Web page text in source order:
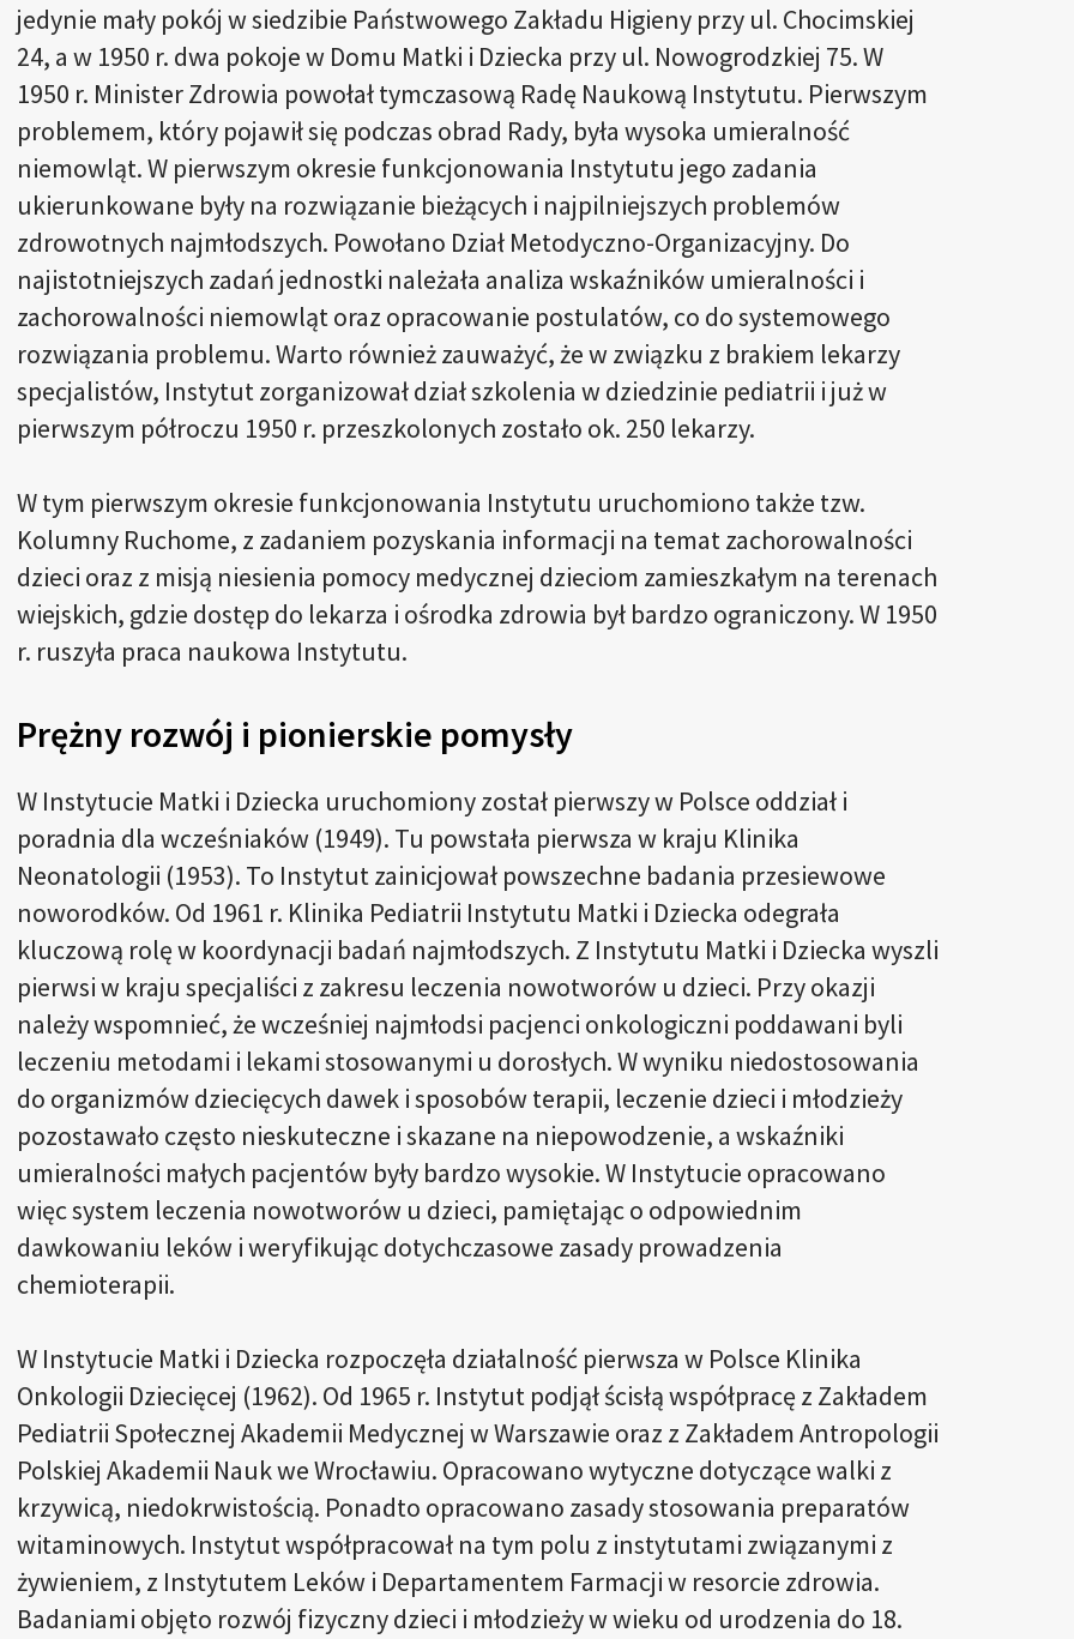
jedynie mały pokój w siedzibie Państwowego Zakładu Higieny przy ul. Chocimskiej
24, a w 1950 r. dwa pokoje w Domu Matki i Dziecka przy ul. Nowogrodzkiej 75. W
1950 r. Minister Zdrowia powołał tymczasową Radę Naukową Instytutu. Pierwszym
problemem, który pojawił się podczas obrad Rady, była wysoka umieralność
niemowląt. W pierwszym okresie funkcjonowania Instytutu jego zadania
ukierunkowane były na rozwiązanie bieżących i najpilniejszych problemów
zdrowotnych najmłodszych. Powołano Dział Metodyczno-Organizacyjny. Do
najistotniejszych zadań jednostki należała analiza wskaźników umieralności i
zachorowalności niemowląt oraz opracowanie postulatów, co do systemowego
rozwiązania problemu. Warto również zauważyć, że w związku z brakiem lekarzy
specjalistów, Instytut zorganizował dział szkolenia w dziedzinie pediatrii i już w
pierwszym półroczu 1950 r. przeszkolonych zostało ok. 250 lekarzy.
W tym pierwszym okresie funkcjonowania Instytutu uruchomiono także tzw.
Kolumny Ruchome, z zadaniem pozyskania informacji na temat zachorowalności
dzieci oraz z misją niesienia pomocy medycznej dzieciom zamieszkałym na terenach
wiejskich, gdzie dostęp do lekarza i ośrodka zdrowia był bardzo ograniczony. W 1950
r. ruszyła praca naukowa Instytutu.
Prężny rozwój i pionierskie pomysły
W Instytucie Matki i Dziecka uruchomiony został pierwszy w Polsce oddział i
poradnia dla wcześniaków (1949). Tu powstała pierwsza w kraju Klinika
Neonatologii (1953). To Instytut zainicjował powszechne badania przesiewowe
noworodków. Od 1961 r. Klinika Pediatrii Instytutu Matki i Dziecka odegrała
kluczową rolę w koordynacji badań najmłodszych. Z Instytutu Matki i Dziecka wyszli
pierwsi w kraju specjaliści z zakresu leczenia nowotworów u dzieci. Przy okazji
należy wspomnieć, że wcześniej najmłodsi pacjenci onkologiczni poddawani byli
leczeniu metodami i lekami stosowanymi u dorosłych. W wyniku niedostosowania
do organizmów dziecięcych dawek i sposobów terapii, leczenie dzieci i młodzieży
pozostawało często nieskuteczne i skazane na niepowodzenie, a wskaźniki
umieralności małych pacjentów były bardzo wysokie. W Instytucie opracowano
więc system leczenia nowotworów u dzieci, pamiętając o odpowiednim
dawkowaniu leków i weryfikując dotychczasowe zasady prowadzenia
chemioterapii.
W Instytucie Matki i Dziecka rozpoczęła działalność pierwsza w Polsce Klinika
Onkologii Dziecięcej (1962). Od 1965 r. Instytut podjął ścisłą współpracę z Zakładem
Pediatrii Społecznej Akademii Medycznej w Warszawie oraz z Zakładem Antropologii
Polskiej Akademii Nauk we Wrocławiu. Opracowano wytyczne dotyczące walki z
krzywicą, niedokrwistością. Ponadto opracowano zasady stosowania preparatów
witaminowych. Instytut współpracował na tym polu z instytutami związanymi z
żywieniem, z Instytutem Leków i Departamentem Farmacji w resorcie zdrowia.
Badaniami objęto rozwój fizyczny dzieci i młodzieży w wieku od urodzenia do 18.